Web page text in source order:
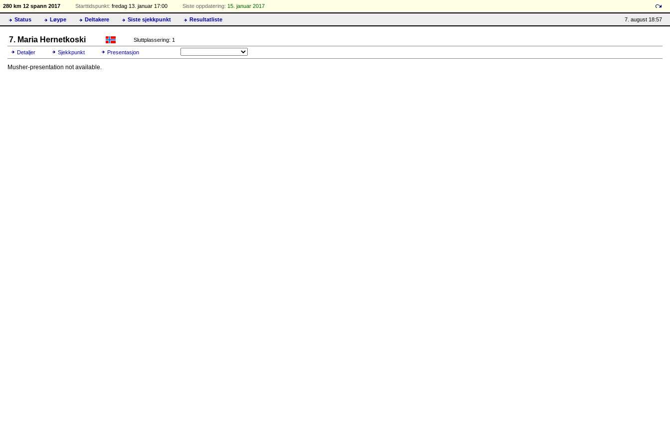
280 km 12 spann 2017 Starttidspunkt: fredag 13. januar 17:00 Siste oppdatering: 15. januar 2017
7. august 18:57
Status Løype Deltakere Siste sjekkpunkt Resultatliste
7. Maria Hernetkoski Sluttplassering: 1
Detaljer Sjekkpunkt Presentasjon
Musher-presentation not available.